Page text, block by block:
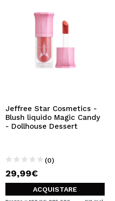
Jeffree Star Cosmetics -
Blush liquido Magic Candy
- Dollhouse Dessert
(0)
29,99€
ACQUISTARE